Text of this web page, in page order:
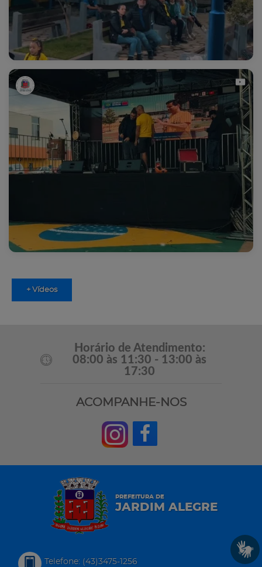
+ Vídeos
Horário de Atendimento:
08:00 às 11:30 - 13:00 às
17:30
ACOMPANHE-NOS
PREFEITURA DE
JARDIM ALEGRE
Telefone: (43)3475-1256